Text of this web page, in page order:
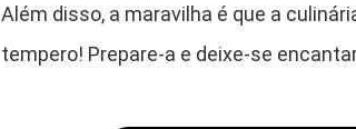
Além disso, a maravilha é que a
tempero! Prepare-a e deixe-se